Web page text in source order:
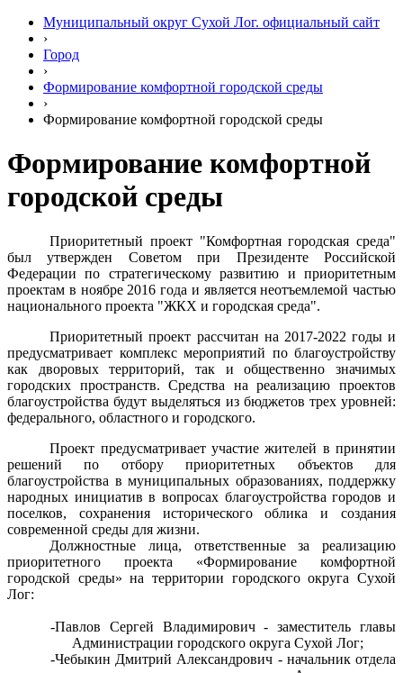
Муниципальный округ Сухой Лог. официальный сайт
›
Город
›
Формирование комфортной городской среды
›
Формирование комфортной городской среды
Формирование комфортной
городской среды
Приоритетный проект "Комфортная городская среда"
был утвержден Советом при Президенте Российской
Федерации по стратегическому развитию и приоритетным
проектам в ноябре 2016 года и является неотъемлемой частью
национального проекта "ЖКХ и городская среда".
Приоритетный проект рассчитан на 2017-2022 годы и
предусматривает комплекс мероприятий по благоустройству
как дворовых территорий, так и общественно значимых
городских пространств. Средства на реализацию проектов
благоустройства будут выделяться из бюджетов трех уровней:
федерального, областного и городского.
Проект предусматривает участие жителей в принятии
решений по отбору приоритетных объектов для
благоустройства в муниципальных образованиях, поддержку
народных инициатив в вопросах благоустройства городов и
поселков, сохранения исторического облика и создания
современной среды для жизни.
Должностные лица, ответственные за реализацию
приоритетного проекта «Формирование комфортной
городской среды» на территории городского округа Сухой
Лог:
-Павлов Сергей Владимирович - заместитель главы
Администрации городского округа Сухой Лог;
-Чебыкин Дмитрий Александрович - начальник отдела